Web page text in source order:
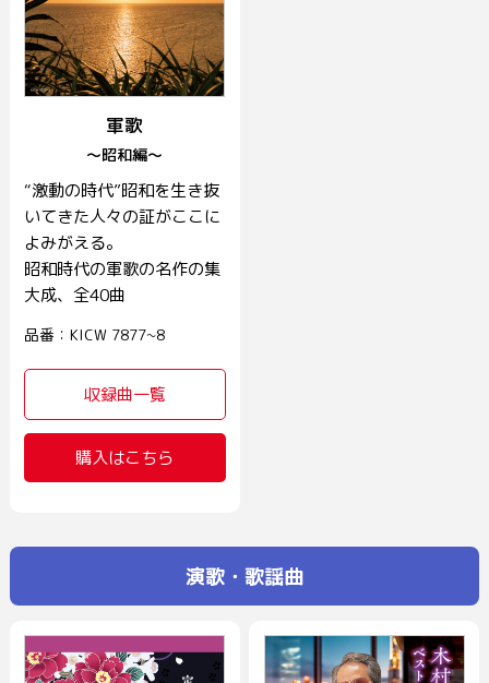
軍歌
～昭和編～
“激動の時代”昭和を生き抜
いてきた人々の証がここに
よみがえる。
昭和時代の軍歌の名作の集
大成、全40曲
品番：KICW 7877~8
収録曲一覧
購入はこちら
演歌・歌謡曲